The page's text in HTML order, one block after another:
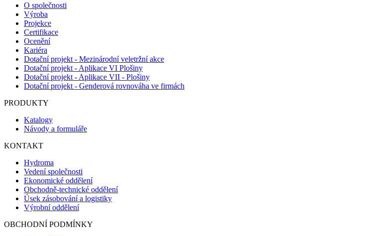
O společnosti
Výroba
Projekce
Certifikace
Ocenění
Kariéra
Dotační projekt - Mezinárodní veletržní akce
Dotační projekt - Aplikace VI Plošiny
Dotační projekt - Aplikace VII - Plošiny
Dotační projekt - Genderová rovnováha ve firmách
PRODUKTY
Katalogy
Návody a formuláře
KONTAKT
Hydroma
Vedení společnosti
Ekonomické oddělení
Obchodně-technické oddělení
Úsek zásobování a logistiky
Výrobní oddělení
OBCHODNÍ PODMÍNKY